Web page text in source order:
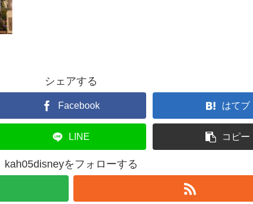
シェアする
Facebook はてブ
LINE コピー
kah05disneyをフォローする